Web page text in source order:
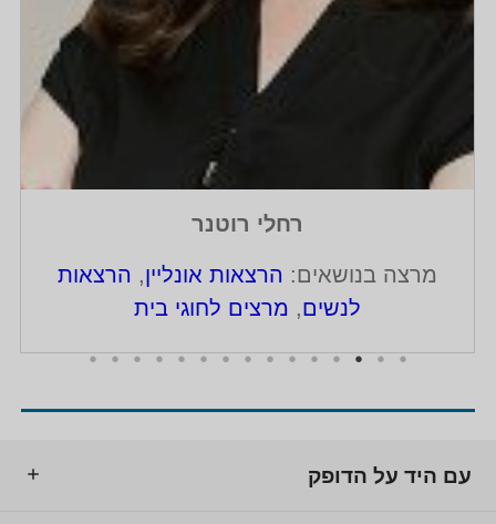
רחלי רוטנר
מרצה בנושאים: הרצאות אונליין, הרצאות
לנשים, מרצים לחוגי בית
עם היד על הדופק